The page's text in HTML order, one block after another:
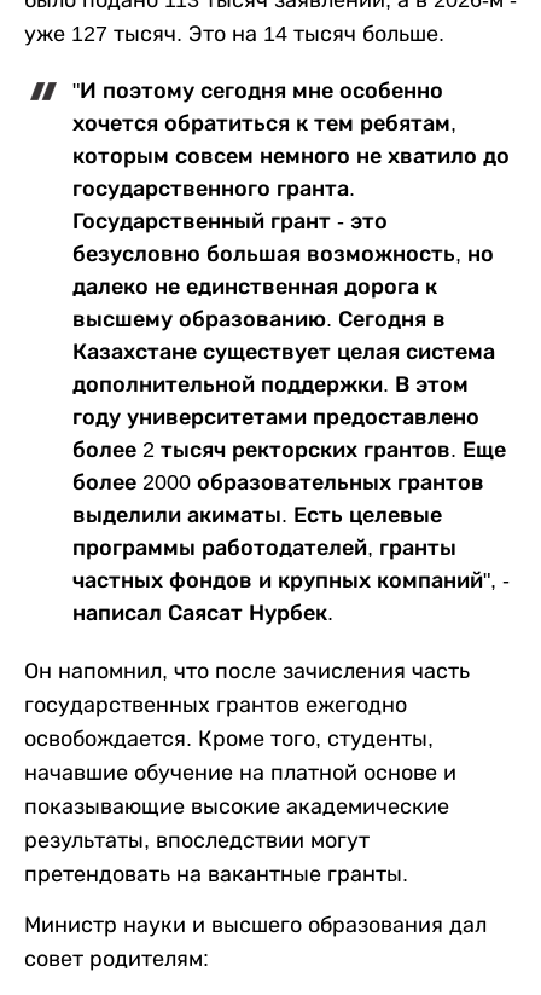
уже 127 тысяч. Это на 14 тысяч больше.
"И поэтому сегодня мне особенно
хочется обратиться к тем ребятам,
которым совсем немного не хватило до
государственного гранта.
Государственный грант - это
безусловно большая возможность, но
далеко не единственная дорога к
высшему образованию. Сегодня в
Казахстане существует целая система
дополнительной поддержки. В этом
году университетами предоставлено
более 2 тысяч ректорских грантов. Еще
более 2000 образовательных грантов
выделили акиматы. Есть целевые
программы работодателей, гранты
частных фондов и крупных компаний", -
написал Саясат Нурбек.
Он напомнил, что после зачисления часть
государственных грантов ежегодно
освобождается. Кроме того, студенты,
начавшие обучение на платной основе и
показывающие высокие академические
результаты, впоследствии могут
претендовать на вакантные гранты.
Министр науки и высшего образования дал
совет родителям: